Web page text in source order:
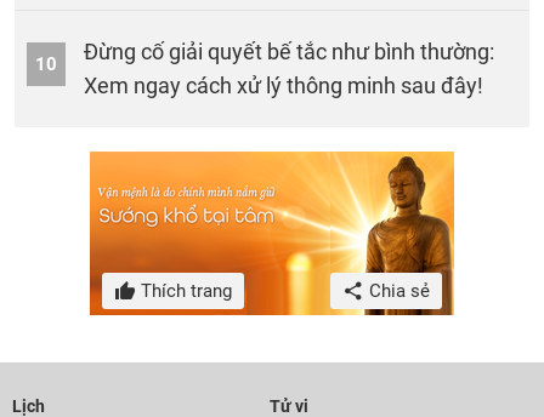
10
Đừng cố giải quyết bế tắc như bình thường:
Xem ngay cách xử lý thông minh sau đây!
Thích trang Chia sẻ
Lịch
Tử vi